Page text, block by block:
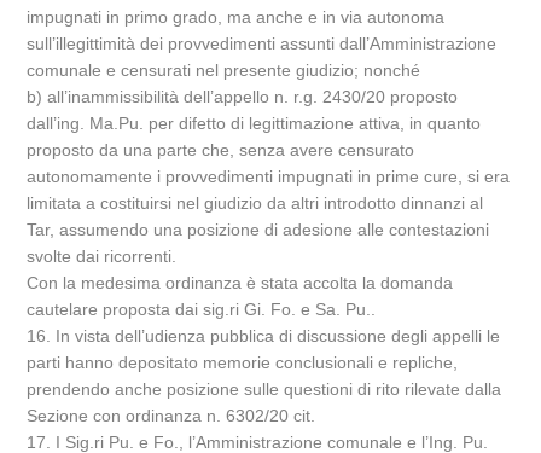
impugnati in primo grado, ma anche e in via autonoma
sull’illegittimità dei provvedimenti assunti dall’Amministrazione
comunale e censurati nel presente giudizio; nonché
b) all’inammissibilità dell’appello n. r.g. 2430/20 proposto
dall’ing. Ma.Pu. per difetto di legittimazione attiva, in quanto
proposto da una parte che, senza avere censurato
autonomamente i provvedimenti impugnati in prime cure, si era
limitata a costituirsi nel giudizio da altri introdotto dinnanzi al
Tar, assumendo una posizione di adesione alle contestazioni
svolte dai ricorrenti.
Con la medesima ordinanza è stata accolta la domanda
cautelare proposta dai sig.ri Gi. Fo. e Sa. Pu..
16. In vista dell’udienza pubblica di discussione degli appelli le
parti hanno depositato memorie conclusionali e repliche,
prendendo anche posizione sulle questioni di rito rilevate dalla
Sezione con ordinanza n. 6302/20 cit.
17. I Sig.ri Pu. e Fo., l’Amministrazione comunale e l’Ing. Pu.